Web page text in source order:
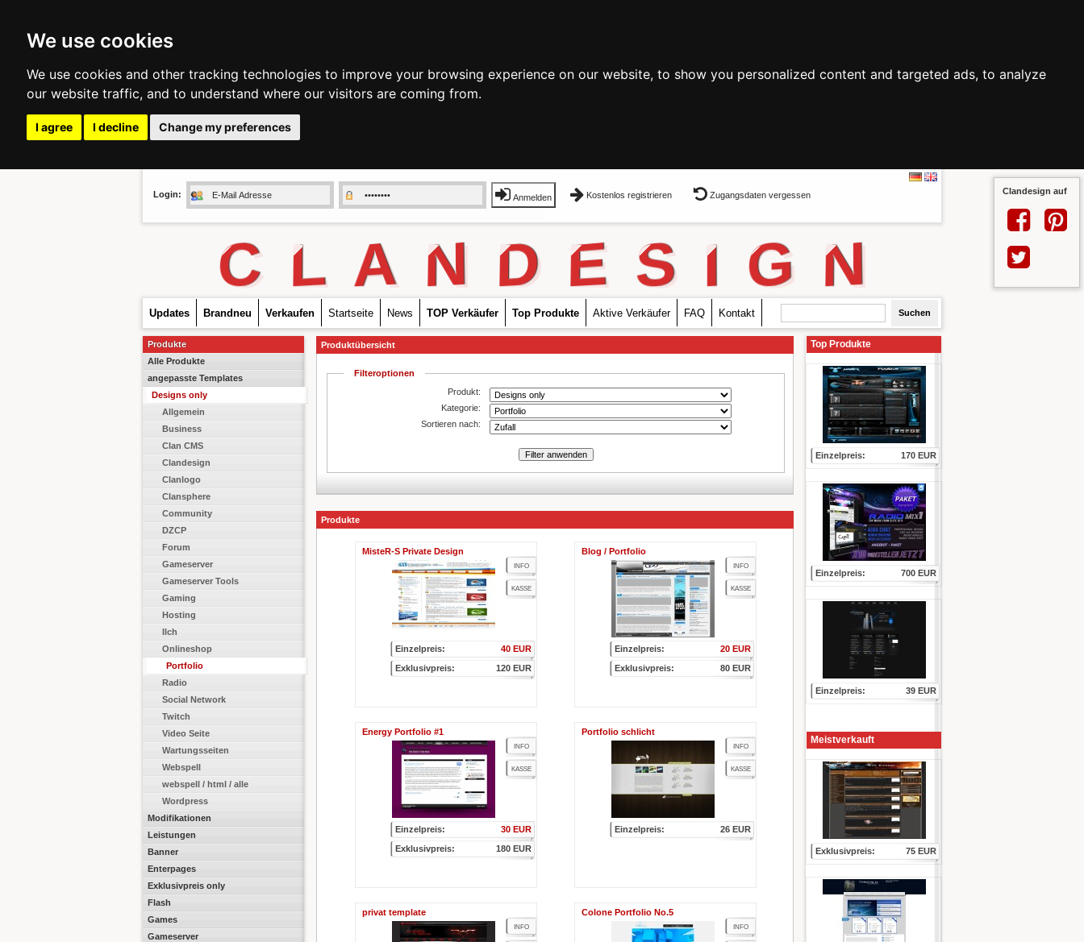
We use cookies
We use cookies and other tracking technologies to improve your browsing experience on our website, to show you personalized content and targeted ads, to analyze
our website traffic, and to understand where our visitors are coming from.
I agree I decline Change my preferences
Clandesign auf
Login: Anmelden Kostenlos registrieren Zugangsdaten vergessen
C L A N D E S I G N
Updates Brandneu Verkaufen Startseite News TOP Verkäufer Top Produkte Aktive Verkäufer FAQ Kontakt
Produkte
Alle Produkte
angepasste Templates
Designs only
Allgemein
Business
Clan CMS
Clandesign
Clanlogo
Clansphere
Community
DZCP
Forum
Gameserver
Gameserver Tools
Gaming
Hosting
Ilch
Onlineshop
Portfolio
Radio
Social Network
Twitch
Video Seite
Wartungsseiten
Webspell
webspell / html / alle
Wordpress
Modifikationen
Leistungen
Banner
Enterpages
Exklusivpreis only
Flash
Games
Gameserver
Produktübersicht
Filteroptionen
Produkt:
Kategorie:
Sortieren nach:
Produkte
MisteR-S Private Design
Einzelpreis:
40 EUR
Exklusivpreis:
120 EUR
INFO
KASSE
Blog / Portfolio
Einzelpreis:
20 EUR
Exklusivpreis:
80 EUR
INFO
KASSE
Energy Portfolio #1
Einzelpreis:
30 EUR
Exklusivpreis:
180 EUR
INFO
KASSE
Portfolio schlicht
Einzelpreis: 26 EUR
INFO
KASSE
privat template
INFO
Colone Portfolio No.5
INFO
Top Produkte
Einzelpreis: 170 EUR
Einzelpreis: 700 EUR
Einzelpreis: 39 EUR
Meistverkauft
Exklusivpreis: 75 EUR